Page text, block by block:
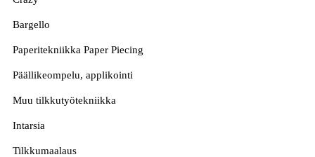
Bargello
Paperitekniikka Paper Piecing
Päällikeompelu, applikointi
Muu tilkkutyötekniikka
Intarsia
Tilkkumaalaus